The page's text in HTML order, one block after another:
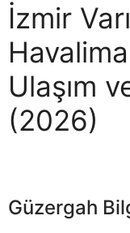
İzmir
Ulaşım
(2026)
Güzergah